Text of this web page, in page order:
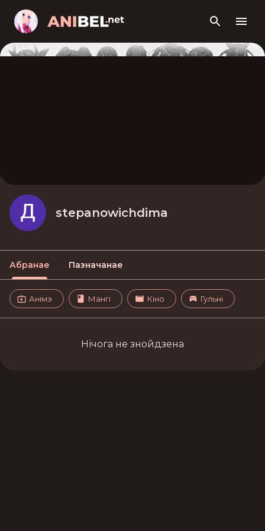
stepanowichdima
Абранае Пазначанае
Анімэ Мангі Кіно Гульні
Нічога не знойдзена